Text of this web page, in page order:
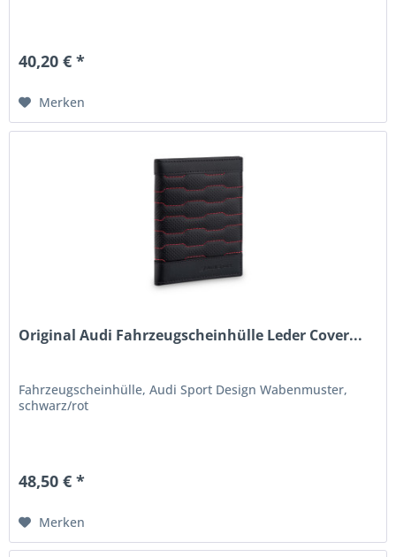
40,20 € *
Merken
Original Audi Fahrzeugscheinhülle Leder Cover...
Fahrzeugscheinhülle, Audi Sport Design Wabenmuster,
schwarz/rot
48,50 € *
Merken